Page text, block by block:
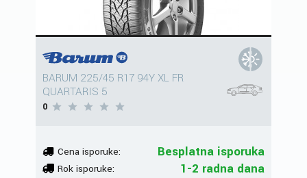
BARUM 225/45 R17 94Y XL FR
QUARTARIS 5
0
Cena isporuke: Besplatna isporuka
Rok isporuke: 1-2 radna dana